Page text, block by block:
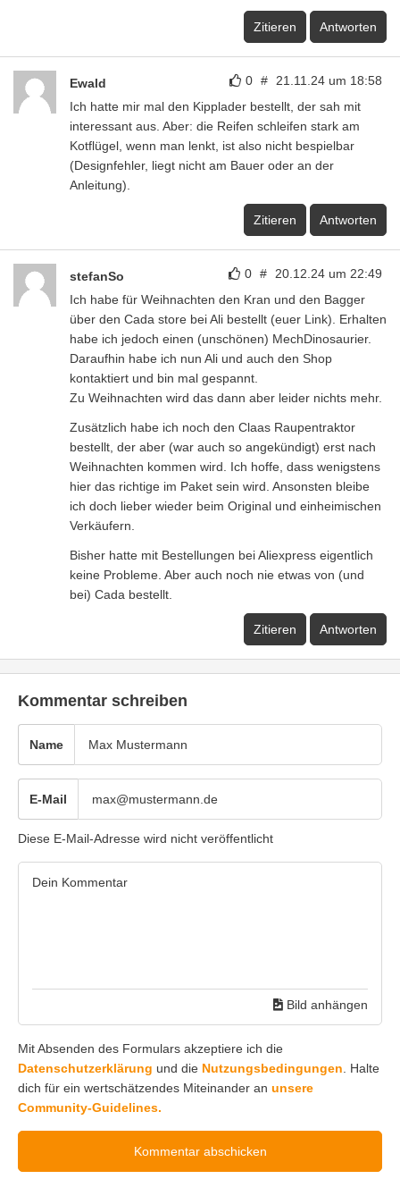
Zitieren Antworten
0 # 21.11.24 um 18:58
Ewald
Ich hatte mir mal den Kipplader bestellt, der sah mit
interessant aus. Aber: die Reifen schleifen stark am
Kotflügel, wenn man lenkt, ist also nicht bespielbar
(Designfehler, liegt nicht am Bauer oder an der
Anleitung).
Zitieren Antworten
0 # 20.12.24 um 22:49
stefanSo
Ich habe für Weihnachten den Kran und den Bagger
über den Cada store bei Ali bestellt (euer Link). Erhalten
habe ich jedoch einen (unschönen) MechDinosaurier.
Daraufhin habe ich nun Ali und auch den Shop
kontaktiert und bin mal gespannt.
Zu Weihnachten wird das dann aber leider nichts mehr.
Zusätzlich habe ich noch den Claas Raupentraktor
bestellt, der aber (war auch so angekündigt) erst nach
Weihnachten kommen wird. Ich hoffe, dass wenigstens
hier das richtige im Paket sein wird. Ansonsten bleibe
ich doch lieber wieder beim Original und einheimischen
Verkäufern.
Bisher hatte mit Bestellungen bei Aliexpress eigentlich
keine Probleme. Aber auch noch nie etwas von (und
bei) Cada bestellt.
Zitieren Antworten
Kommentar schreiben
Name
E-Mail
Diese E-Mail-Adresse wird nicht veröffentlicht
Bild anhängen
Mit Absenden des Formulars akzeptiere ich die
Datenschutzerklärung und die Nutzungsbedingungen . Halte
dich für ein wertschätzendes Miteinander an unsere
Community-Guidelines.